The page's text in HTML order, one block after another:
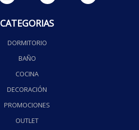
CATEGORIAS
DORMITORIO
BAÑO
COCINA
DECORACIÓN
PROMOCIONES
OUTLET